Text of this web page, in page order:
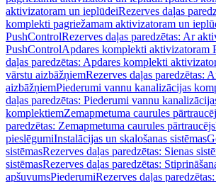
aktivizatoram un ieplūdeiRezerves daļas
komplekti pagriežamam aktivizatoram un
PushControlRezerves daļas paredzētas: Ar
PushControlApdares komplekti aktivizatoram
daļas paredzētas: Apdares komplekti
vārstu aizbāžņiemRezerves daļas paredzētas:
aizbāžņiemPiederumi vannu kanalizācijas
daļas paredzētas: Piederumi vannu
komplektiemZemapmetuma caurules
paredzētas: Zemapmetuma caurules pārtraucējs
pieslēgumiInstalācijas un skalošanas sistēmas
sistēmasRezerves daļas paredzētas: Sienas
sistēmasRezerves daļas paredzētas:
apšuvumsPiederumiRezerves daļas